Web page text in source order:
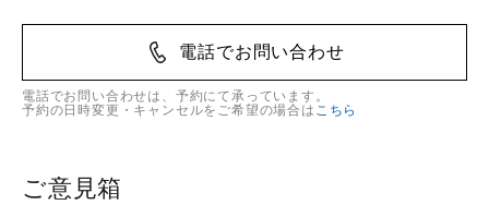
電話でお問い合わせ
電話でお問い合わせは、予約にて承っています。
予約の日時変更・キャンセルをご希望の場合は こちら
ご意見箱